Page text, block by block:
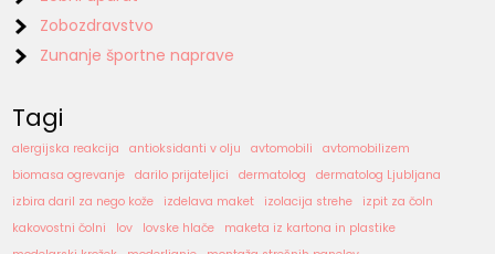
Zobozdravstvo
Zunanje športne naprave
Tagi
alergijska reakcija antioksidanti v olju avtomobili
avtomobilizem
biomasa ogrevanje
darilo prijateljici dermatolog
dermatolog Ljubljana
izbira daril za nego kože
izdelava maket izolacija strehe
izpit za čoln
kakovostni čolni
lov lovske hlače
maketa iz kartona in plastike